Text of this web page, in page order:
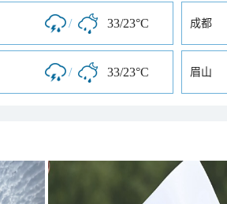
/ 33/23°C 成都
/ 33/23°C 眉山